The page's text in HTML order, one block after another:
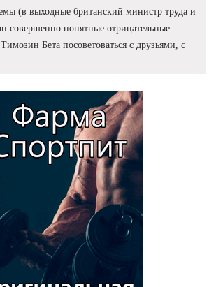
(в выходные британский министр труда и
совершенно понятные отрицательные
Бета посоветоваться с друзьями, с